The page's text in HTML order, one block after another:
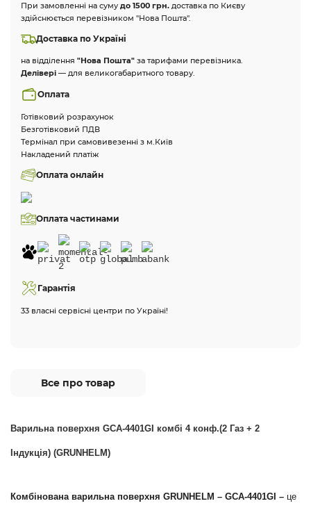
При замовленні на суму до 1500 грн. доставка по Києву
здійснюється перевізником "Нова Пошта".
Доставка по Україні
на відділення "Нова Пошта" за тарифами перевізника.
Делівері — для великогабаритного товару.
Оплата
Готівковий розрахунок
Безготівковий ПДВ
Термінал при самовивезенні з м.Київ
Накладений платіж
Оплата онлайн
Оплата частинами
Гарантія
33 власні сервісні центри по Україні!
Все про товар
Варильна поверхня GCA-4401GI комбі 4 конф.(2 Газ + 2
Індукція) (GRUNHELM)
Комбінована варильна поверхня GRUNHELM – GCA-4401GI – це